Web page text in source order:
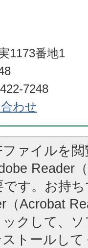
1173番地1
7248
わせ
ファイルを
Reader
です。お持
（Acrobat
クして、
トールし